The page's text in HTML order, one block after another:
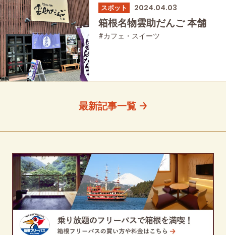
スポット 2024.04.03
箱根名物雲助だんご 本舗
#カフェ・スイーツ
最新記事一覧